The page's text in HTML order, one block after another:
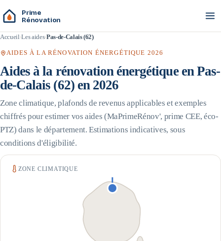
Prime
Rénovation
Accueil Les aides Pas-de-Calais (62)
AIDES À LA RÉNOVATION ÉNERGÉTIQUE 2026
Aides à la rénovation énergétique en Pas-
de-Calais (62) en 2026
Zone climatique, plafonds de revenus applicables et exemples
chiffrés pour estimer vos aides (MaPrimeRénov', prime CEE, éco-
PTZ) dans le département. Estimations indicatives, sous
conditions d'éligibilité.
ZONE CLIMATIQUE